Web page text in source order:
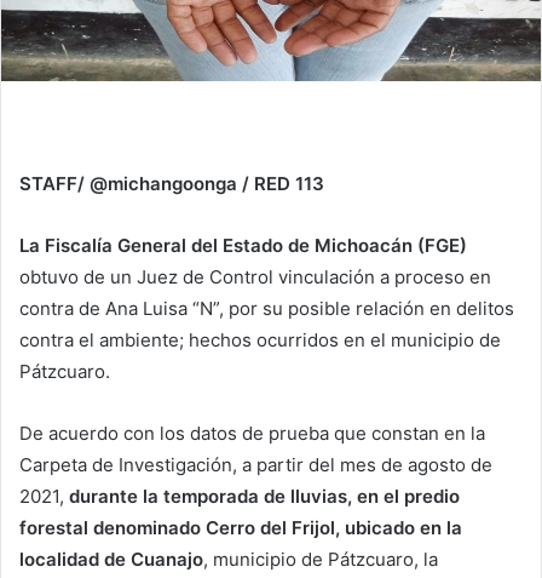
STAFF/ @michangoonga / RED 113
La Fiscalía General del Estado de Michoacán (FGE)
obtuvo de un Juez de Control vinculación a proceso en
contra de Ana Luisa “N”, por su posible relación en delitos
contra el ambiente; hechos ocurridos en el municipio de
Pátzcuaro.
De acuerdo con los datos de prueba que constan en la
Carpeta de Investigación, a partir del mes de agosto de
2021, durante la temporada de lluvias, en el predio
forestal denominado Cerro del Frijol, ubicado en la
localidad de Cuanajo, municipio de Pátzcuaro, la